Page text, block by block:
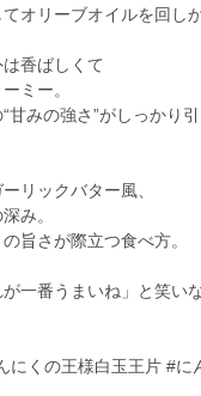
オリーブオイルを回し
香ばしくて
ミー。
甘みの強さ”がしっかり引
リックバター風、
み。
旨さが際立つ食べ方。
一番うまいね」と笑い
にくの王様白玉王片 #に